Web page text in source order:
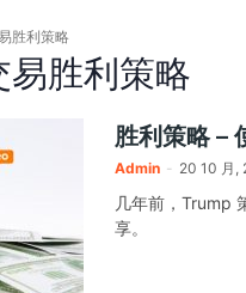
胜利策略
易胜利策略
胜利策略 –
Admin - 20 10 月,
几年前，Trump
享。